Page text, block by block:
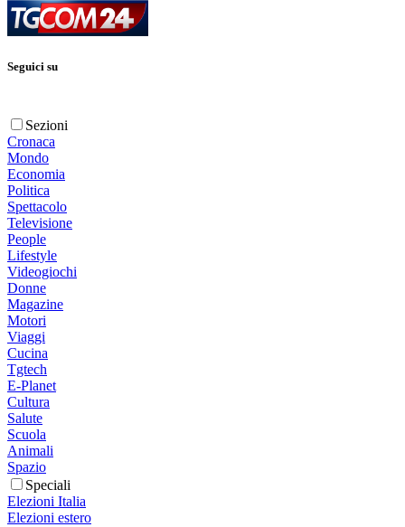
Seguici su
Sezioni
Cronaca
Mondo
Economia
Politica
Spettacolo
Televisione
People
Lifestyle
Videogiochi
Donne
Magazine
Motori
Viaggi
Cucina
Tgtech
E-Planet
Cultura
Salute
Scuola
Animali
Spazio
Speciali
Elezioni Italia
Elezioni estero